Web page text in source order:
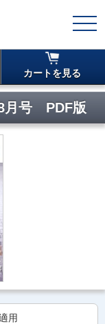
カートを見る
月号 PDF版
用